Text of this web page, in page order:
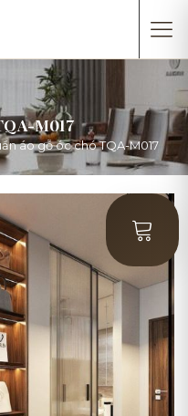
M017
áo gỗ óc chó TQA-M017